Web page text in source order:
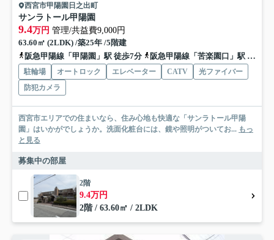
西宮市甲陽園日之出町
サンラトール甲陽園
9.4万円 管理/共益費9,000円
63.60㎡ (2LDK) /築25年 /5階建
阪急甲陽線「甲陽園」駅 徒歩7分
阪急甲陽線「苦楽園口」駅 徒歩25分
駐輪場 オートロック エレベーター CATV
光ファイバー
防犯カメラ
西宮市エリアでの住まいなら、住み心地も快適な「サンラトール甲陽
園」はいかがでしょうか。洗面化粧台には、鏡や照明がついてお... もっ
と見る
募集中の部屋
2階
9.4万円
2階 / 63.60㎡ / 2LDK